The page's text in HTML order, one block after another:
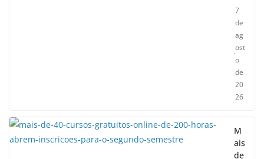
7
de
ag
ost
o
de
20
26
M
ais
de